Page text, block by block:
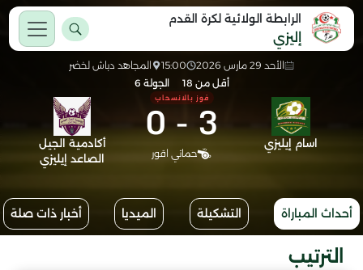
الرابطة الولائية لكرة القدم
إليزي
الأحد 29 مارس 2026 15:00
المجاهد دباش لخضر
أقل من 18
الجولة 6
اسام إيليزي 3
-
0فوز بالانسحاب
حماتي اقور
أكادمية الجيل
الصاعد إيليزي
أحداث المباراة التشكيلة الميديا أخبار ذات صلة
الترتيب